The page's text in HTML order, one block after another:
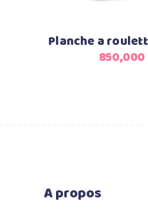
Planche a
850,000
A propos